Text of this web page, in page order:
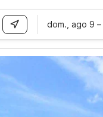
dom., ago 9 –